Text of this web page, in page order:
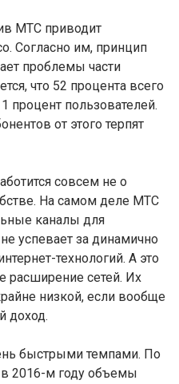
МТС приводит
Согласно им, принцип
проблемы части
что 52 процента всего
процент пользователей.
от этого терпят
совсем не о
На самом деле МТС
каналы для
успевает за динамично
технологий. А это
расширение сетей. Их
низкой, если вообще
доход.
быстрыми темпами. По
в 2016-м году объемы